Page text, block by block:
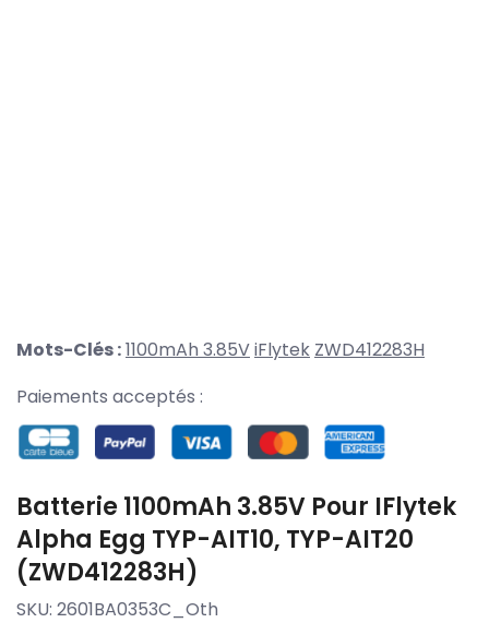
Mots-Clés :1100mAh 3.85ViFlytek ZWD412283H
Paiements acceptés :
Batterie 1100mAh 3.85V Pour IFlytek
Alpha Egg TYP-AIT10, TYP-AIT20
(ZWD412283H)
SKU: 2601BA0353C_Oth